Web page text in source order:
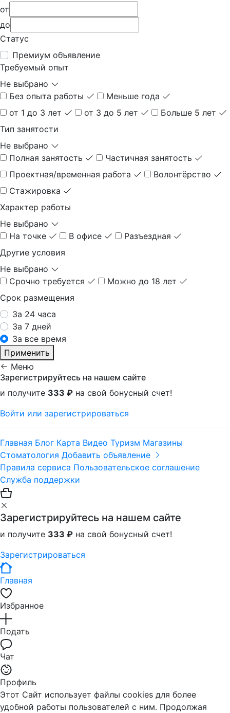
от
до
Статус
Премиум объявление
Требуемый опыт
Не выбрано
Без опыта работы
Меньше года
от 1 до 3 лет
от 3 до 5 лет
Больше 5 лет
Тип занятости
Не выбрано
Полная занятость
Частичная занятость
Проектная/временная работа
Волонтёрство
Стажировка
Характер работы
Не выбрано
На точке
В офисе
Разъездная
Другие условия
Не выбрано
Срочно требуется
Можно до 18 лет
Срок размещения
За 24 часа
За 7 дней
За все время
Применить
Меню
Зарегистрируйтесь на нашем сайте
и получите 333 ₽ на свой бонусный счет!
Войти или зарегистрироваться
Главная Блог Карта Видео Туризм Магазины
Стоматология Добавить объявление
Правила сервиса Пользовательское соглашение
Служба поддержки
Зарегистрируйтесь на нашем сайте
и получите 333 ₽ на свой бонусный счет!
Зарегистрироваться
Главная
Избранное
Подать
Чат
Профиль
Этот Сайт использует файлы cookies для более
удобной работы пользователей с ним. Продолжая